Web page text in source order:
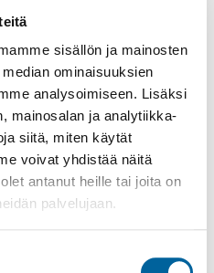
sisällön ja mainosten
ominaisuuksien
analysoimiseen. Lisäksi
mainosalan ja analytiikka-
siitä, miten käytät
voivat yhdistää näitä
antanut heille tai joita on
palvelujaan.
aukioloaikana